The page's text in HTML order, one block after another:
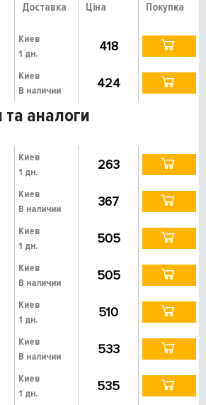
Доставка Ціна Покупка
Киев
1 дн.
418
Киев
В наличии
424
та аналоги
Киев
1 дн.
263
Киев
В наличии
367
Киев
1 дн.
505
Киев
В наличии
505
Киев
1 дн.
510
Киев
В наличии
533
Киев
1 дн.
535